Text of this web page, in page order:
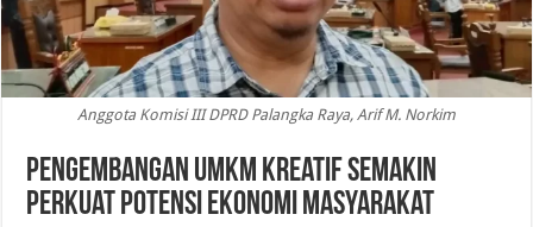
Anggota Komisi III DPRD Palangka Raya, Arif M. Norkim
Pengembangan UMKM Kreatif Semakin
Perkuat Potensi Ekonomi Masyarakat